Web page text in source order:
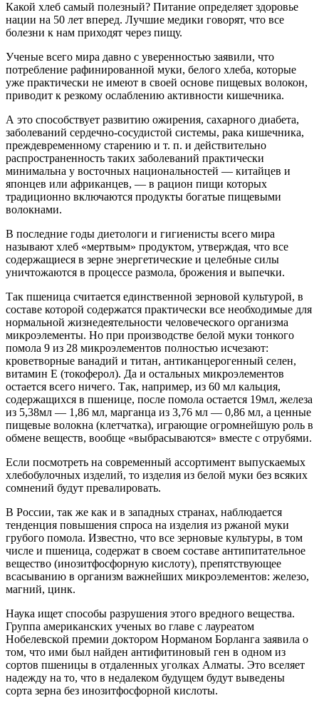
Какой хлеб самый полезный? Питание определяет здоровье
нации на 50 лет вперед. Лучшие медики говорят, что все
болезни к нам приходят через пищу.
Ученые всего мира давно с уверенностью заявили, что
потребление рафинированной муки, белого хлеба, которые
уже практически не имеют в своей основе пищевых волокон,
приводит к резкому ослаблению активности кишечника.
А это способствует развитию ожирения, сахарного диабета,
заболеваний сердечно-сосудистой системы, рака кишечника,
преждевременному старению и т. п. и действительно
распространенность таких заболеваний практически
минимальна у восточных национальностей — китайцев и
японцев или африканцев, — в рацион пищи которых
традиционно включаются продукты богатые пищевыми
волокнами.
В последние годы диетологи и гигиенисты всего мира
называют хлеб «мертвым» продуктом, утверждая, что все
содержащиеся в зерне энергетические и целебные силы
уничтожаются в процессе размола, брожения и выпечки.
Так пшеница считается единственной зерновой культурой, в
составе которой содержатся практически все необходимые для
нормальной жизнедеятельности человеческого организма
микроэлементы. Но при производстве белой муки тонкого
помола 9 из 28 микроэлементов полностью исчезают:
кроветворные ванадий и титан, антиканцерогенный селен,
витамин Е (токоферол). Да и остальных микроэлементов
остается всего ничего. Так, например, из 60 мл кальция,
содержащихся в пшенице, после помола остается 19мл, железа
из 5,38мл — 1,86 мл, марганца из 3,76 мл — 0,86 мл, а ценные
пищевые волокна (клетчатка), играющие огромнейшую роль в
обмене веществ, вообще «выбрасываются» вместе с отрубями.
Если посмотреть на современный ассортимент выпускаемых
хлебобулочных изделий, то изделия из белой муки без всяких
сомнений будут превалировать.
В России, так же как и в западных странах, наблюдается
тенденция повышения спроса на изделия из ржаной муки
грубого помола. Известно, что все зерновые культуры, в том
числе и пшеница, содержат в своем составе антипитательное
вещество (инозитфосфорную кислоту), препятствующее
всасыванию в организм важнейших микроэлементов: железо,
магний, цинк.
Наука ищет способы разрушения этого вредного вещества.
Группа американских ученых во главе с лауреатом
Нобелевской премии доктором Норманом Борланга заявила о
том, что ими был найден антифитиновый ген в одном из
сортов пшеницы в отдаленных уголках Алматы. Это вселяет
надежду на то, что в недалеком будущем будут выведены
сорта зерна без инозитфосфорной кислоты.